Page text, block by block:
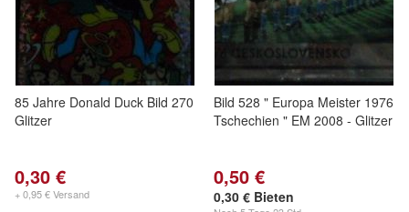
85 Jahre Donald Duck Bild 270
Glitzer
0,30 €
+ 0,95 € Versand
Bild 528 " Europa Meister 1976
Tschechien " EM 2008 - Glitzer
0,50 €
0,30 € Bieten